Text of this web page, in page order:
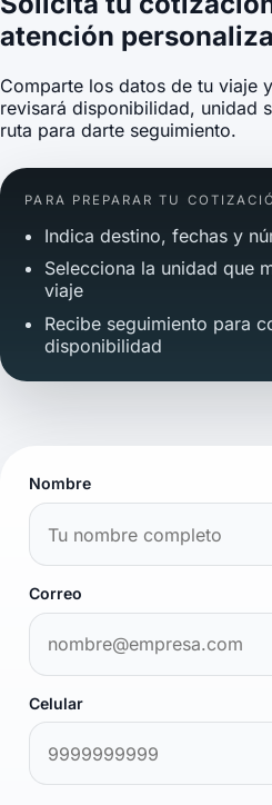
atención
Comparte los datos de tu viaje
revisará disponibilidad, unidad
ruta para darte seguimiento.
PARA PREPARAR TU
Indica destino, fechas y
Selecciona la unidad que
viaje
Recibe seguimiento para
disponibilidad
Nombre
Correo
Celular